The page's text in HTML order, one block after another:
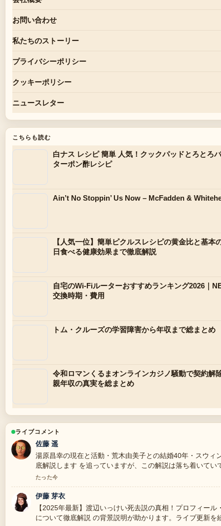
お問い合わせ
私たちのストーリー
プライバシーポリシー
クッキーポリシー
ニュースレター
こちらも読む
白ナス レシピ 簡単 人気！クックパッドとろとろ
ターポン酢レシピ
Ain’t No Stoppin’ Us Now – McFadden &
【人気一位】簡単ピクルスレシピの黄金比と基
日食べる健康効果まで徹底解説
自宅のWi-Fiルーターおすすめランキング2026｜
交換時期・費用
トム・クルーズの学習障害から年収まで総まとめ
令和ロマンくるまオンラインカジノ騒動で契約解
親年収の真実を総まとめ
ライブコメント
佐藤 遥
湯原昌幸の現在と活動・荒木由美子との結婚40年・スウィ
底解説します を追っていますが、この解説は落ち着いてい
たった今
伊藤 芽衣
【2025年最新】渡辺いっけい死去説の真相！プロフィー
について徹底解説 の背景説明が助かります。ライブ更新を